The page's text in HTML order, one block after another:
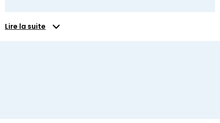
Lire la suite